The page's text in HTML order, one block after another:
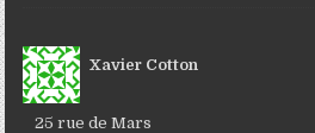
Xavier Cotton
25 rue de Mars